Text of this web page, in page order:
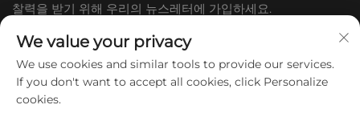
찰력을 받기 위해 우리의 뉴스레터에 가입하세요.
We value your privacy
We use cookies and similar tools to provide our services.
If you don't want to accept all cookies, click Personalize
cookies.